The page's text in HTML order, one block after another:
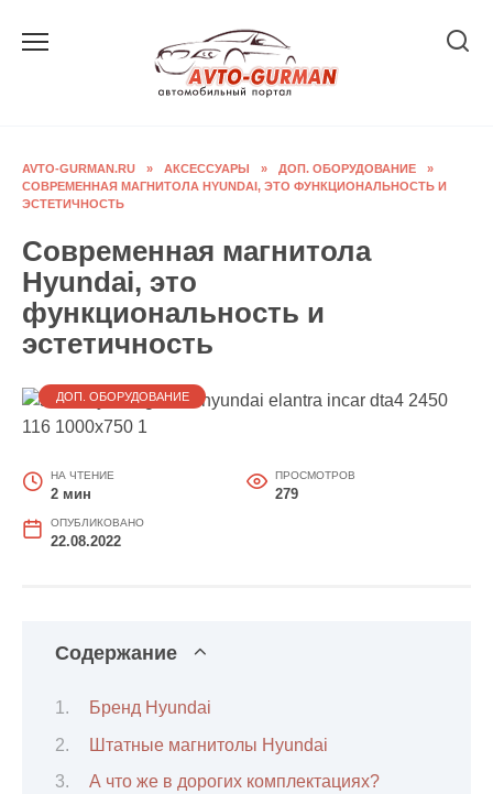
AVTO-GURMAN.RU » АКСЕССУАРЫ » ДОП. ОБОРУДОВАНИЕ
»
СОВРЕМЕННАЯ МАГНИТОЛА HYUNDAI, ЭТО ФУНКЦИОНАЛЬНОСТЬ И
ЭСТЕТИЧНОСТЬ
Современная магнитола
Hyundai, это
функциональность и
эстетичность
ДОП. ОБОРУДОВАНИЕ
НА ЧТЕНИЕ
2 мин
ПРОСМОТРОВ
279
ОПУБЛИКОВАНО
22.08.2022
Содержание
Бренд Hyundai
Штатные магнитолы Hyundai
А что же в дорогих комплектациях?